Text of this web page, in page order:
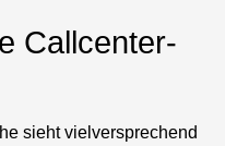
Callcenter-
sieht vielversprechend